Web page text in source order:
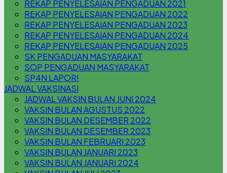
REKAP PENYELESAIAN PENGADUAN 2021
REKAP PENYELESAIAN PENGADUAN 2022
REKAP PENYELESAIAN PENGADUAN 2023
REKAP PENYELESAIAN PENGADUAN 2024
REKAP PENYELESAIAN PENGADUAN 2025
SK PENGADUAN MASYARAKAT
SOP PENGADUAN MASYARAKAT
SP4N LAPOR!
JADWAL VAKSINASI
JADWAL VAKSIN BULAN JUNI 2024
VAKSIN BULAN AGUSTUS 2022
VAKSIN BULAN DESEMBER 2022
VAKSIN BULAN DESEMBER 2023
VAKSIN BULAN FEBRUARI 2023
VAKSIN BULAN JANUARI 2023
VAKSIN BULAN JANUARI 2024